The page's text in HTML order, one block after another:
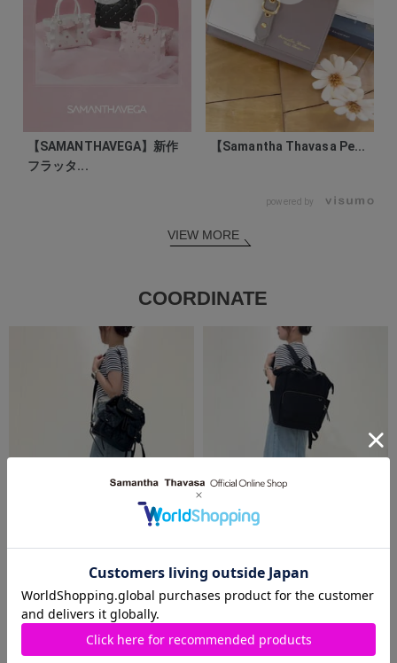
【SAMANTHAVEGA】新作
フラッタ...
【Samantha Thavasa Pe...
powered by
VIEW MORE
COORDINATE
2026.08.09
Samantha Thavasa
2026.08.08